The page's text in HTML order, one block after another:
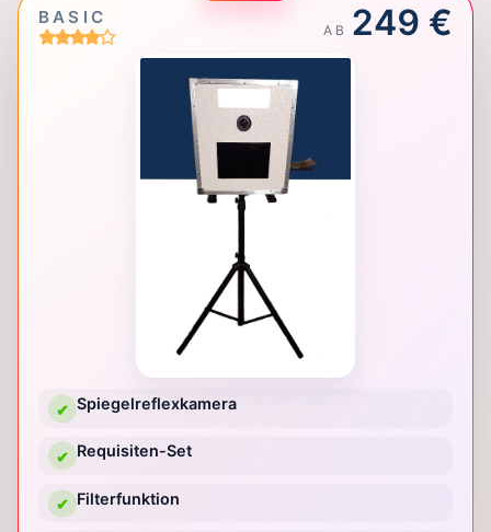
BASIC
AB 249 €
✔ Spiegelreflexkamera
✔ Requisiten-Set
✔ Filterfunktion